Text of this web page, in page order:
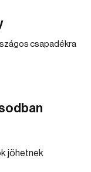
csapadékra